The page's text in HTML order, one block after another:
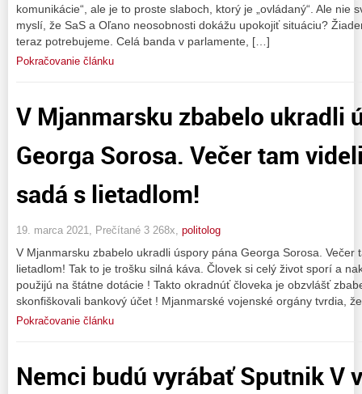
komunikácie“, ale je to proste slaboch, ktorý je „ovládaný“. Ale nie
myslí, že SaS a Oľano neosobnosti dokážu upokojiť situáciu?
teraz potrebujeme. Celá banda v parlamente, […]
Pokračovanie článku
V Mjanmarsku zbabelo ukradli
Georga Sorosa. Večer tam
sadá s lietadlom!
19. marca 2021, Prečítané 3 268x, politolog
V Mjanmarsku zbabelo ukradli úspory pána Georga Sorosa. Večer
lietadlom! Tak to je trošku silná káva. Človek si celý život sporí a
použijú na štátne dotácie ! Takto okradnúť človeka je obzvlášť
skonfiškovali bankový účet ! Mjanmarské vojenské orgány tvrdia,
Pokračovanie článku
Nemci budú vyrábať Sputnik V